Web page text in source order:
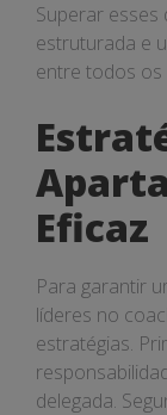
Superar
estruturada e
entre todos os
Eficaz
Para garantir
líderes no
estratégias.
delegada.